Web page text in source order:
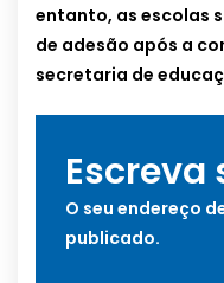
entanto, as escolas
de adesão após a
secretaria de
Escreva
O seu endereço
publicado.